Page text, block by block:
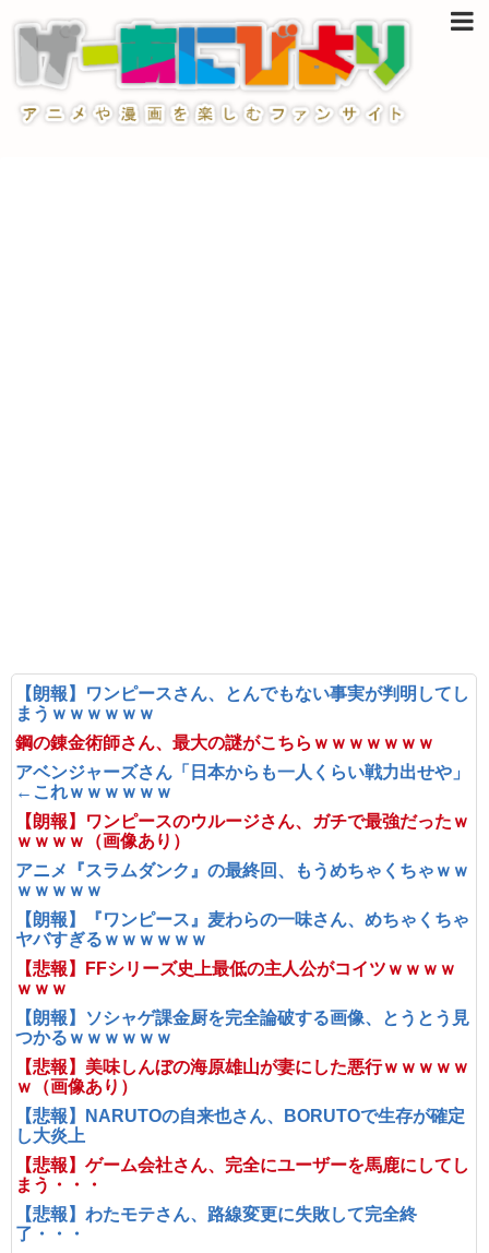
【朗報】ワンピースさん、とんでもない事実が判明してし
まうｗｗｗｗｗｗ
鋼の錬金術師さん、最大の謎がこちらｗｗｗｗｗｗｗ
アベンジャーズさん「日本からも一人くらい戦力出せや」
←これｗｗｗｗｗｗ
【朗報】ワンピースのウルージさん、ガチで最強だったｗ
ｗｗｗｗ（画像あり）
アニメ『スラムダンク』の最終回、もうめちゃくちゃｗｗ
ｗｗｗｗｗ
【朗報】『ワンピース』麦わらの一味さん、めちゃくちゃ
ヤバすぎるｗｗｗｗｗｗ
【悲報】FFシリーズ史上最低の主人公がコイツｗｗｗｗ
ｗｗｗ
【朗報】ソシャゲ課金厨を完全論破する画像、とうとう見
つかるｗｗｗｗｗｗ
【悲報】美味しんぼの海原雄山が妻にした悪行ｗｗｗｗｗ
ｗ（画像あり）
【悲報】NARUTOの自来也さん、BORUTOで生存が確定
し大炎上
【悲報】ゲーム会社さん、完全にユーザーを馬鹿にしてし
まう・・・
【悲報】わたモテさん、路線変更に失敗して完全終
了・・・